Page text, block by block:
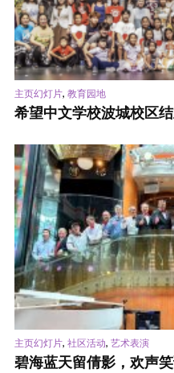
主页幻灯片, 教育园地
希望中文学校波城校区
主页幻灯片, 社区活动, 艺术表演
碧海蓝天留倩影，欢声